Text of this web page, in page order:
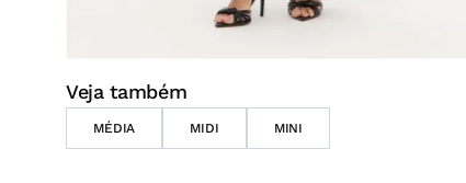
Veja também
MÉDIA MIDI MINI